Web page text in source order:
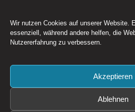
Wir nutzen Cookies auf unserer Website.
essenziell, während andere helfen, die
Nutzererfahrung zu verbessern.
Akzeptieren
Ablehnen
Switch to Desktop
Copyright © 1993-2026 CSM Production
Solutions +
Preise zzgl. 20% MwSt. Irrtümer und
der CSM